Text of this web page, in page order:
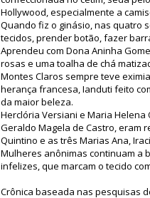
Hollywood, especialmente a
Quando fiz o ginásio, nas quatro
tecidos, prender botão, fazer
Aprendeu com Dona Aninha
rosas e uma toalha de chá
Montes Claros sempre teve
herança francesa, Ianduti feito
da maior beleza.
Herclória Versiani e Maria
Geraldo Magela de Castro, eram
Quintino e as três Marias Ana,
Mulheres anônimas continuam a
infelizes, que marcam o tecido
Crônica baseada nas pesquisas